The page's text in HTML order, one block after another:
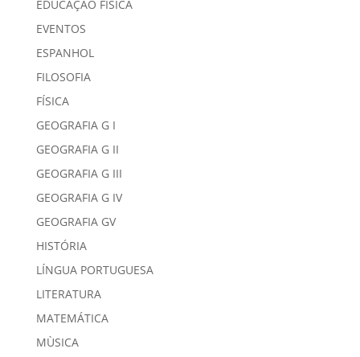
EDUCAÇÃO FÍSICA
EVENTOS
ESPANHOL
FILOSOFIA
FÍSICA
GEOGRAFIA G I
GEOGRAFIA G II
GEOGRAFIA G III
GEOGRAFIA G IV
GEOGRAFIA GV
HISTÓRIA
LÍNGUA PORTUGUESA
LITERATURA
MATEMÁTICA
MÙSICA